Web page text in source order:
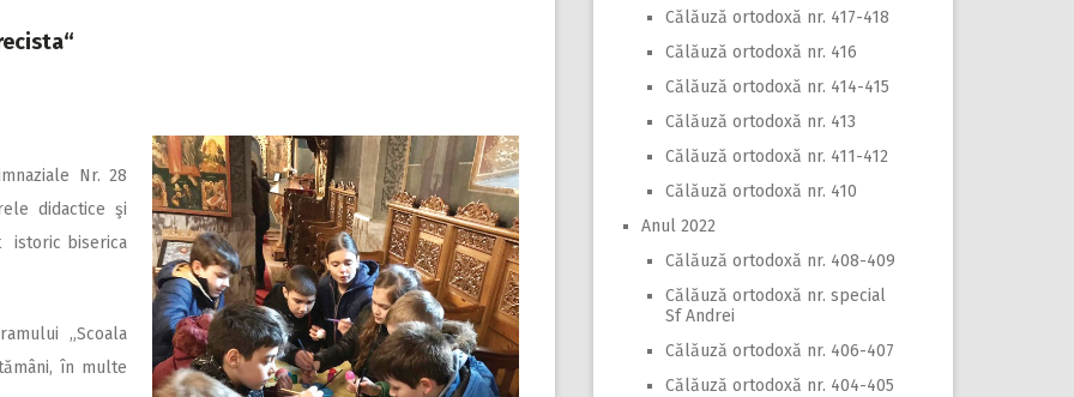
Nr. 28
didactice şi
istoric biserica
„Scoala
în multe
Călăuză ortodoxă nr. 417-418
Călăuză ortodoxă nr. 416
Călăuză ortodoxă nr. 414-415
Călăuză ortodoxă nr. 413
Călăuză ortodoxă nr. 411-412
Călăuză ortodoxă nr. 410
Anul 2022
Călăuză ortodoxă nr. 408-409
Călăuză ortodoxă nr. special
Sf Andrei
Călăuză ortodoxă nr. 406-407
Călăuză ortodoxă nr. 404-405